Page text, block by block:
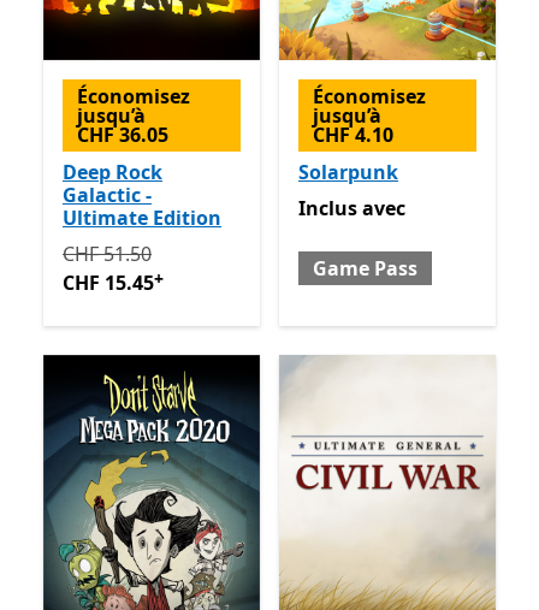
Économisez
jusqu’à
CHF 36.05
Deep Rock
Galactic -
Ultimate Edition
Initialement CHF 51.50 maintenant CHF 15.45
CHF 51.50
CHF 15.45+
Économisez
jusqu’à
CHF 4.10
Solarpunk
Inclus avec Game Pass
Inclusavec
Game Pass